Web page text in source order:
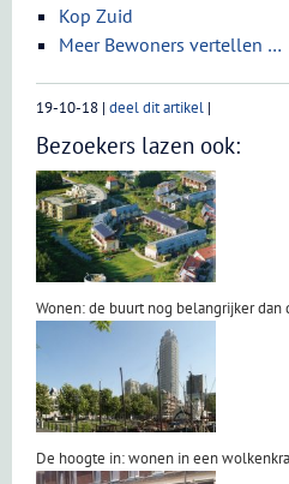
Kop Zuid
Meer Bewoners vertellen …
19-10-18 | deel dit artikel |
Bezoekers lazen ook:
Wonen: de buurt nog belangrijker
De hoogte in: wonen in een